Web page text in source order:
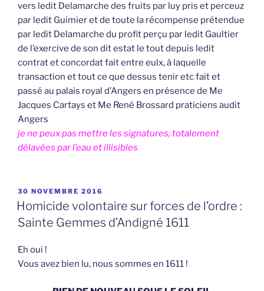
vers ledit Delamarche des fruits par luy pris et perceuz
par ledit Guimier et de toute la récompense prétendue
par ledit Delamarche du profit perçu par ledit Gaultier
de l’exercive de son dit estat le tout depuis ledit
contrat et concordat fait entre eulx, à laquelle
transaction et tout ce que dessus tenir etc fait et
passé au palais royal d’Angers en présence de Me
Jacques Cartays et Me René Brossard praticiens audit
Angers
je ne peux pas mettre les signatures, totalement
délavées par l’eau et illisibles
PUBLIÉ
LE
30 NOVEMBRE 2016
Homicide volontaire sur forces de l’ordre :
Sainte Gemmes d’Andigné 1611
Eh oui !
Vous avez bien lu, nous sommes en 1611 !